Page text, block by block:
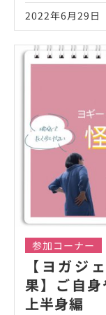
2022年6月29日
参加コーナー
【ヨガジ
果】ご自身
上半身編